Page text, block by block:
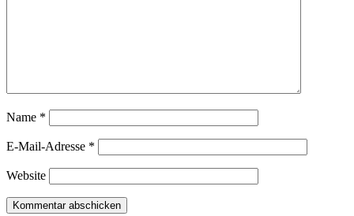
Name *
E-Mail-Adresse *
Website